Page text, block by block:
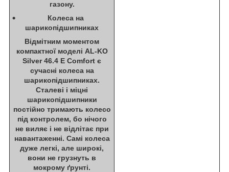
газону.
Колеса на
шарикопідшипниках
Відмітним моментом
компактної моделі AL-KO
Silver 46.4 E Comfort є
сучасні колеса на
шарикопідшипниках.
Сталеві і міцні
шарикопідшипники
постійно тримають колесо
під контролем, бо нічого
не виляє і не відлітає при
навантаженні. Самі колеса
дуже легкі, але широкі,
вони не грузнуть в
мокрому ґрунті.